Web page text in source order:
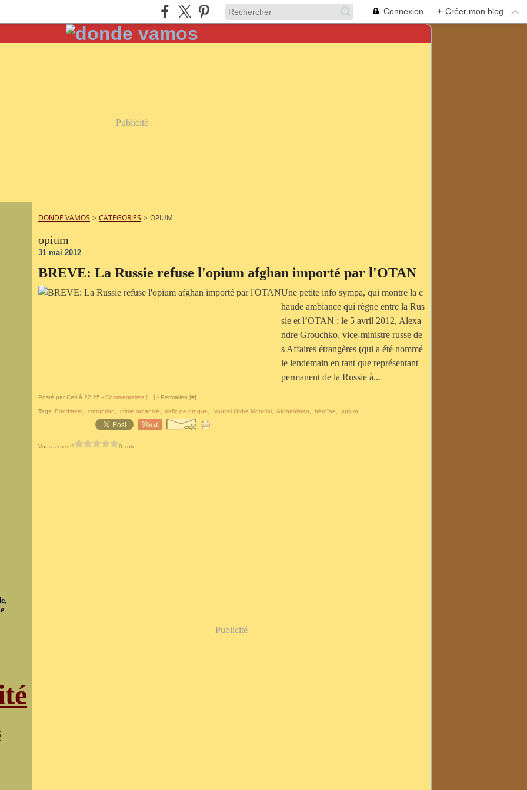
Connexion + Créer mon blog
Publicité
DONDE VAMOS > CATEGORIES > OPIUM
opium
31 mai 2012
BREVE: La Russie refuse l'opium afghan importé par l'OTAN
Une petite info sympa, qui montre la c
haude ambiance qui règne entre la Rus
sie et l’OTAN : le 5 avril 2012, Alexa
ndre Grouchko, vice-ministre russe de
s Affaires étrangères (qui a été nommé
le lendemain en tant que représentant
permanent de la Russie à...
Posté par Ceri à 22:25 - Commentaires [ ] - Permalien [#]
Tags: Bondsteel corruption crime organisé trafic de drogue Nouvel Ordre Mondial Afghanistan héroïne opium
Vous aimez ? 0 vote
Publicité